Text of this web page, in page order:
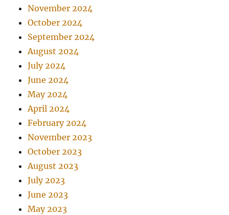
November 2024
October 2024
September 2024
August 2024
July 2024
June 2024
May 2024
April 2024
February 2024
November 2023
October 2023
August 2023
July 2023
June 2023
May 2023